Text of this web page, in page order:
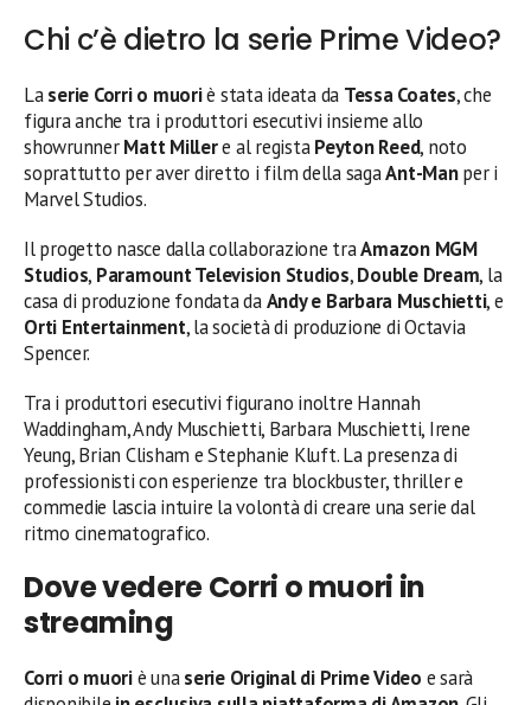
Chi c’è dietro la serie Prime Video?
Laserie Corri o muoriè stata ideata da Tessa Coates, che
figura anche tra i produttori esecutivi insieme allo
showrunnerMatt Millere al registaPeyton Reed, noto
soprattutto per aver diretto i film della sagaAnt-Manper i
Marvel Studios.
Il progetto nasce dalla collaborazione traAmazon MGM
Studios, Paramount Television Studios,Double Dream, la
casa di produzione fondata daAndy e Barbara Muschietti, e
Orti Entertainment, la società di produzione di Octavia
Spencer.
Tra i produttori esecutivi figurano inoltre Hannah
Waddingham, Andy Muschietti, Barbara Muschietti, Irene
Yeung, Brian Clisham e Stephanie Kluft. La presenza di
professionisti con esperienze tra blockbuster, thriller e
commedie lascia intuire la volontà di creare una serie dal
ritmo cinematografico.
Dove vedere Corri o muori in
streaming
Corri o muoriè unaserie Original di Prime Video e sarà